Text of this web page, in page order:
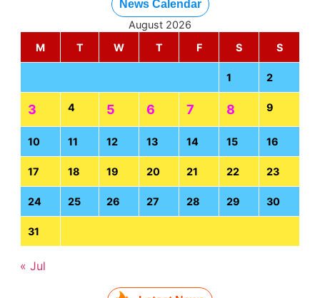
News Calendar
August 2026
M
T W T F S S
1 2
3 4 5 6 7 8 9
10 11 12 13 14 15 16
17 18 19 20 21 22 23
24 25 26 27 28 29 30
31
« Jul